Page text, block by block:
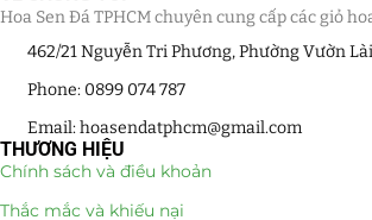
Hoa Sen Đá TPHCM chuyên cung cấp các giỏ
462/21 Nguyễn Tri Phương, Phường Vườn
Phone: 0899 074 787
Email: hoasendatphcm@gmail.com
THƯƠNG HIỆU
Chính sách và điều khoản
Thắc mắc và khiếu nại